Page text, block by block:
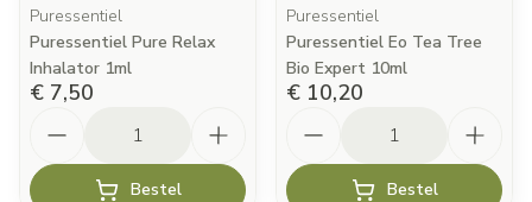
Puressentiel
Puressentiel Pure Relax
Inhalator 1ml
€ 7,50
Bestel
Puressentiel
Puressentiel Eo Tea Tree
Bio Expert 10ml
€ 10,20
Bestel